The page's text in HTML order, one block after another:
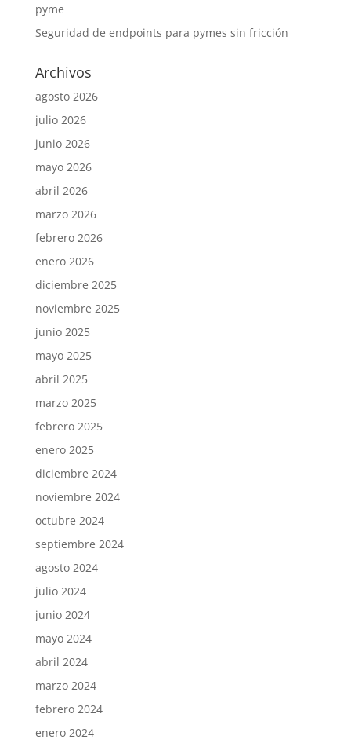
pyme
Seguridad de endpoints para pymes sin fricción
Archivos
agosto 2026
julio 2026
junio 2026
mayo 2026
abril 2026
marzo 2026
febrero 2026
enero 2026
diciembre 2025
noviembre 2025
junio 2025
mayo 2025
abril 2025
marzo 2025
febrero 2025
enero 2025
diciembre 2024
noviembre 2024
octubre 2024
septiembre 2024
agosto 2024
julio 2024
junio 2024
mayo 2024
abril 2024
marzo 2024
febrero 2024
enero 2024